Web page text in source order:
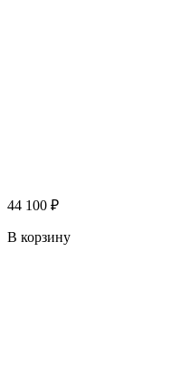
44 100 ₽
В корзину